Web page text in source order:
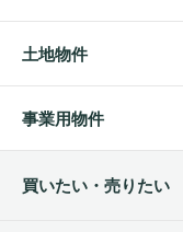
土地物件
事業用物件
買いたい・売りたい